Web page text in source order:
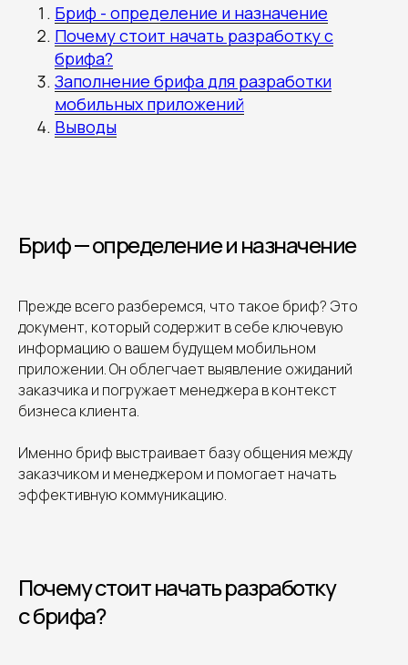
Бриф - определение и назначение
Почему стоит начать разработку с
брифа?
Заполнение брифа для разработки
мобильных приложений
Выводы
Бриф — определение и назначение
Прежде всего разберемся, что такое бриф? Это
документ, который содержит в себе ключевую
информацию о вашем будущем мобильном
приложении. Он облегчает выявление ожиданий
заказчика и погружает менеджера в контекст
бизнеса клиента.
Именно бриф выстраивает базу общения между
заказчиком и менеджером и помогает начать
эффективную коммуникацию.
Почему стоит начать разработку
с брифа?